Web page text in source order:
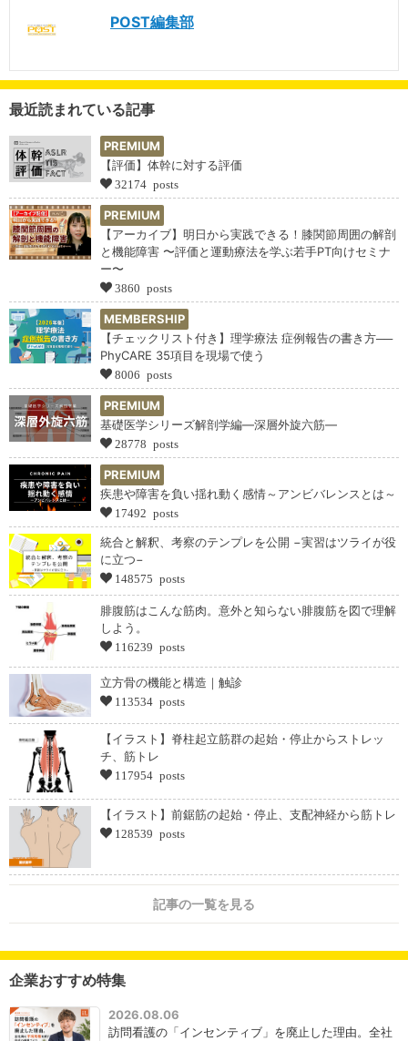
POST編集部
最近読まれている記事
PREMIUM
【評価】体幹に対する評価
32174 posts
PREMIUM
【アーカイブ】明日から実践できる！膝関節周囲の解剖
と機能障害 〜評価と運動療法を学ぶ若手PT向けセミナ
ー〜
3860 posts
MEMBERSHIP
【チェックリスト付き】理学療法 症例報告の書き方──
PhyCARE 35項目を現場で使う
8006 posts
PREMIUM
基礎医学シリーズ解剖学編―深層外旋六筋―
28778 posts
PREMIUM
疾患や障害を負い揺れ動く感情～アンビバレンスとは～
17492 posts
統合と解釈、考察のテンプレを公開 −実習はツライが役
に立つ−
148575 posts
腓腹筋はこんな筋肉。意外と知らない腓腹筋を図で理解
しよう。
116239 posts
立方骨の機能と構造｜触診
113534 posts
【イラスト】脊柱起立筋群の起始・停止からストレッ
チ、筋トレ
117954 posts
【イラスト】前鋸筋の起始・停止、支配神経から筋トレ
128539 posts
記事の一覧を見る
企業おすすめ特集
2026.08.06
訪問看護の「インセンティブ」を廃止した理由。全社